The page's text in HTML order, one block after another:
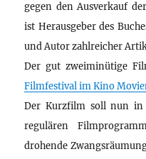
gegen den Ausverkauf
ist Herausgeber des
und Autor zahlreicher
Der gut zweiminütige
Filmfestival im Kino
Der Kurzfilm soll nun in
regulären
drohende